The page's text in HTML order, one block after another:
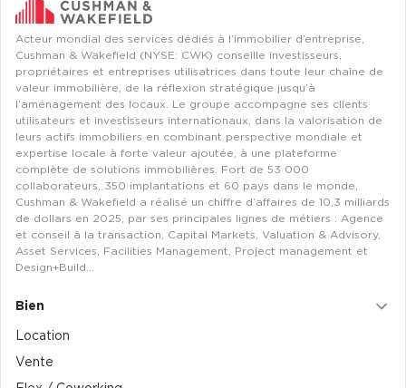
Acteur mondial des services dédiés à l’immobilier d’entreprise,
Cushman & Wakefield (NYSE: CWK) conseille investisseurs,
propriétaires et entreprises utilisatrices dans toute leur chaîne de
valeur immobilière, de la réflexion stratégique jusqu’à
l’aménagement des locaux. Le groupe accompagne ses clients
utilisateurs et investisseurs internationaux, dans la valorisation de
leurs actifs immobiliers en combinant perspective mondiale et
expertise locale à forte valeur ajoutée, à une plateforme
complète de solutions immobilières. Fort de 53 000
collaborateurs, 350 implantations et 60 pays dans le monde,
Cushman & Wakefield a réalisé un chiffre d’affaires de 10,3 milliards
de dollars en 2025, par ses principales lignes de métiers : Agence
et conseil à la transaction, Capital Markets, Valuation & Advisory,
Asset Services, Facilities Management, Project management et
Design+Build…
Bien
Location
Vente